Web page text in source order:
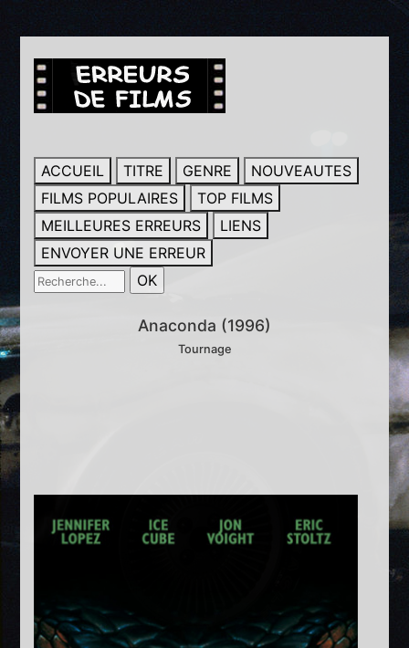
ACCUEIL TITRE GENRE
NOUVEAUTES
FILMS POPULAIRES
TOP FILMS
MEILLEURES ERREURS
LIENS
ENVOYER UNE ERREUR
Anaconda (1996)
Tournage